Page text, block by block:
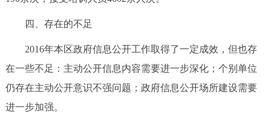
四、存在的不足
2016年本区政府信息公开工作取得了一定成效，但也存
在一些不足：主动公开信息内容需要进一步深化；个别单位
仍存在主动公开意识不强问题；政府信息公开场所建设需要
进一步加强。